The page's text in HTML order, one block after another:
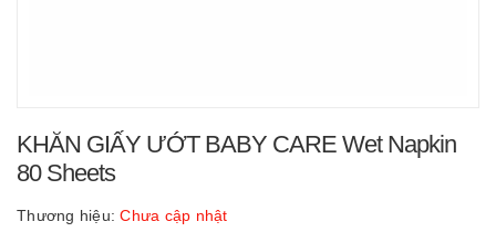
KHĂN GIẤY ƯỚT BABY CARE Wet Napkin
80 Sheets
Thương hiệu: Chưa cập nhật